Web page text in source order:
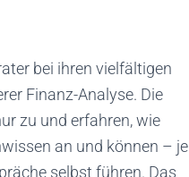
bei ihren vielfältigen
Finanz-Analyse. Die
zu und erfahren, wie
an und können – je
selbst führen. Das